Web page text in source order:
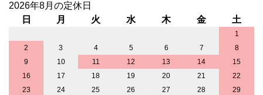
2026年8月の定休日
日
月 火 水 木 金 土
1
2
3 4 5 6 7
8
9
10 11 12 13 14
15
16
17 18 19 20 21
22
23
24 25 26 27 28
29